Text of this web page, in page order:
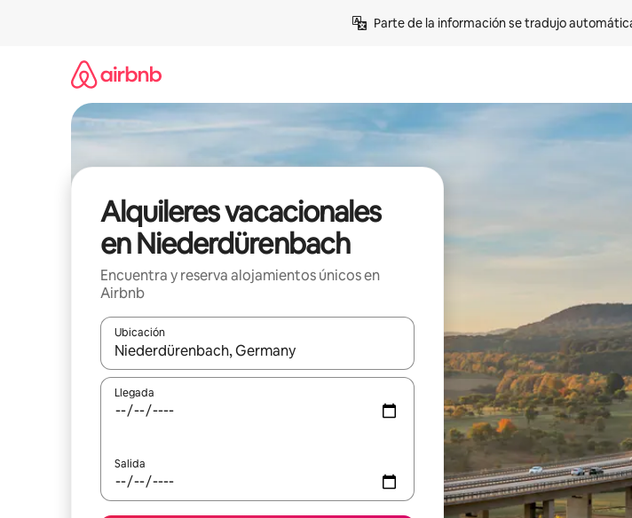
Parte de la información se tradujo
Alquileres vacacionales
en Niederdürenbach
Encuentra y reserva alojamientos únicos en
Airbnb
Ubicación
Cuando los resultados estén disponibles, navega con las teclas de flecha hacia arriba y
Llegada
Salida